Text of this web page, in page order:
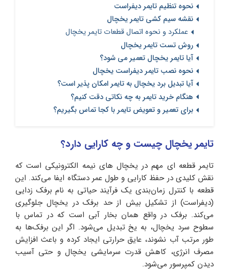
نحوه تنظیم تایمر دیفراست
نقشه سیم کشی تایمر یخچال
عملکرد و نحوه اتصال قطعات تایمر یخچال
روش تست تایمر یخچال
آیا تایمر یخچال تعمیر می شود؟
نحوه نصب تایمر دیفراست یخچال
آیا تبدیل برد یخچال به تایمر امکان پذیر است؟
هنگام خرید تایمر به چه نکاتی دقت کنیم؟
برای تعمیر و تعویض تایمر با کجا تماس بگیریم؟
تایمر یخچال چیست و چه کارایی دارد؟
تایمر قطعه‌ ای مهم در یخچال های نیمه الکترونیکی است که
نقش کلیدی در حفظ کارایی و طول عمر دستگاه ایفا می‌کند. این
قطعه با کنترل زمان‌بندی یک فرآیند حیاتی به نام برفک‌ زدایی
(دیفراست) از تشکیل بیش از حد برفک در یخچال جلوگیری
می‌کند. برفک در واقع همان بخار آبی است که در تماس با
سطوح سرد یخچال، به یخ تبدیل می‌شود. اگر این برفک‌ها به
طور مرتب آب نشوند، عایق حرارتی ایجاد کرده و باعث افزایش
مصرف انرژی، کاهش قدرت سرمایشی یخچال و حتی آسیب
دیدن کمپرسور می‌شود.